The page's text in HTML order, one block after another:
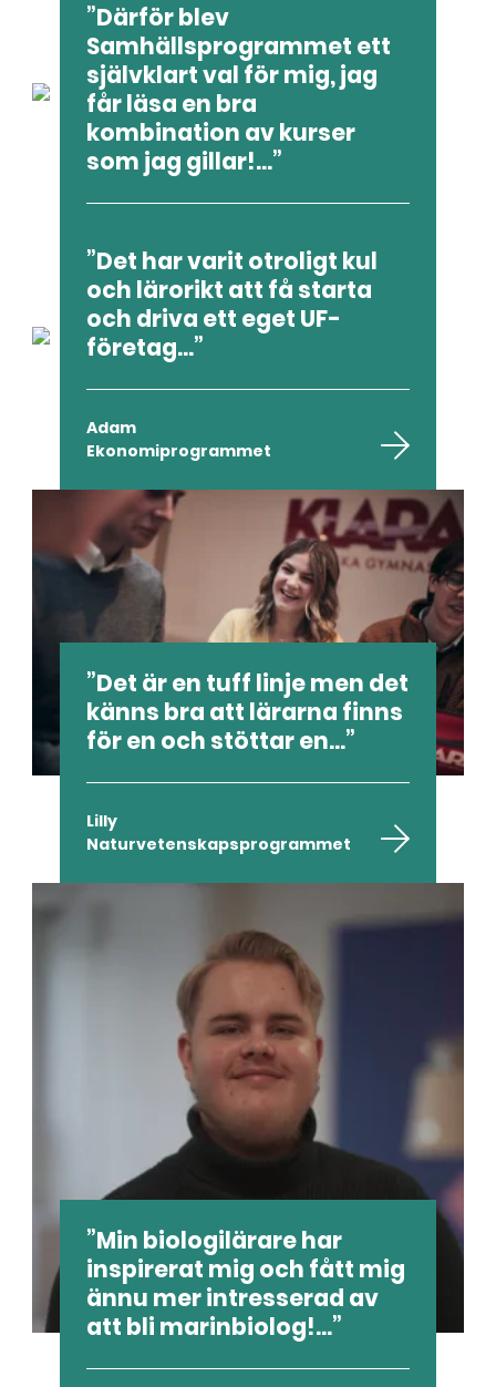
Max
Ekonomiprogrammet
Därför blev
Samhällsprogrammet ett
självklart val för mig, jag
får läsa en bra
kombination av kurser
som jag gillar!...
Samhällsvetenskapsprogramme
t
Det har varit otroligt kul
och lärorikt att få starta
och driva ett eget UF-
företag...
Adam
Ekonomiprogrammet
Det är en tuff linje men det
känns bra att lärarna finns
för en och stöttar en...
Lilly
Naturvetenskapsprogrammet
Min biologilärare har
inspirerat mig och fått mig
ännu mer intresserad av
att bli marinbiolog!...